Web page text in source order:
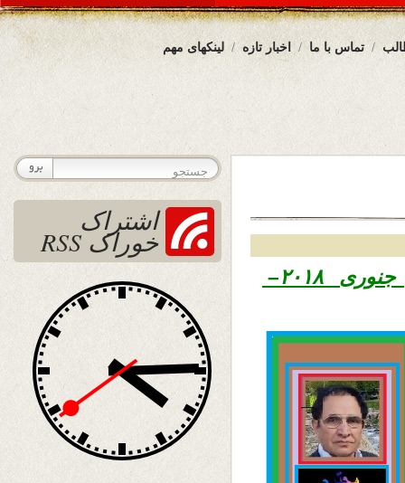
لینکهای مهم اخبار تازه تماس با ما
۱۳۹۶ – ششم جنوری ۲۰۱۸–
اشتراک
خوراک RSS